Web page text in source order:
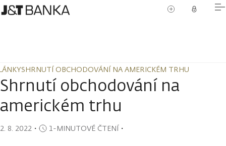
SHRNUTÍ OBCHODOVÁNÍ NA AMERICKÉM TRHU
SHRNUTÍ OBCHODOVÁNÍ NA AMERICKÉM TRHU
Shrnutí obchodování na
americkém trhu
2. 8. 2022 ・ 1-MINUTOVÉ ČTENÍ・